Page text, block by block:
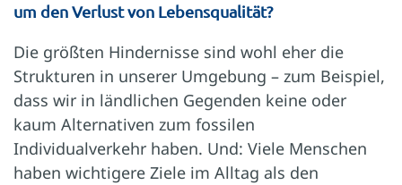
um den Verlust von Lebensqualität?
Die größten Hindernisse sind wohl eher die
Strukturen in unserer Umgebung – zum Beispiel,
dass wir in ländlichen Gegenden keine oder
kaum Alternativen zum fossi­len
Individualverkehr haben. Und: Viele Menschen
haben wichtigere Ziele im Alltag als den